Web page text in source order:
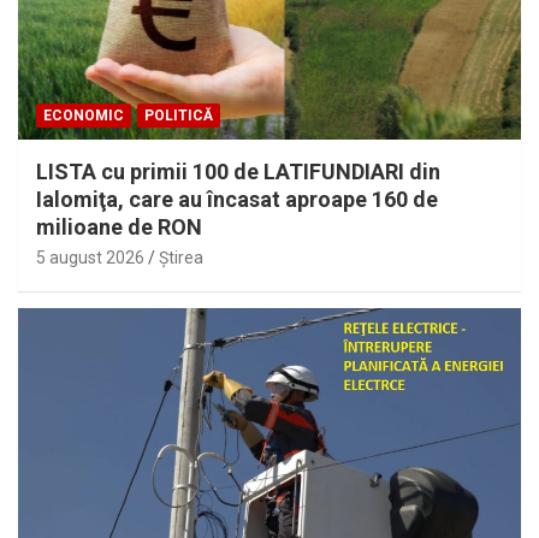
ECONOMIC POLITICĂ
LISTA cu primii 100 de LATIFUNDIARI din
Ialomiţa, care au încasat aproape 160 de
milioane de RON
5 august 2026 Ştirea